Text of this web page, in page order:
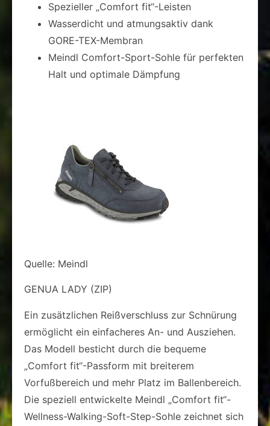
Spezieller „Comfort fit“-Leisten
Wasserdicht und atmungsaktiv dank
GORE-TEX-Membran
Meindl Comfort-Sport-Sohle für perfekten
Halt und optimale Dämpfung
Quelle: Meindl
GENUA LADY (ZIP)
Ein zusätzlichen Reißverschluss zur Schnürung
ermöglicht ein einfacheres An- und Ausziehen.
Das Modell besticht durch die bequeme
„Comfort fit“-Passform mit breiterem
Vorfußbereich und mehr Platz im Ballenbereich.
Die speziell entwickelte Meindl „Comfort fit“-
Wellness-Walking-Soft-Step-Sohle zeichnet sich